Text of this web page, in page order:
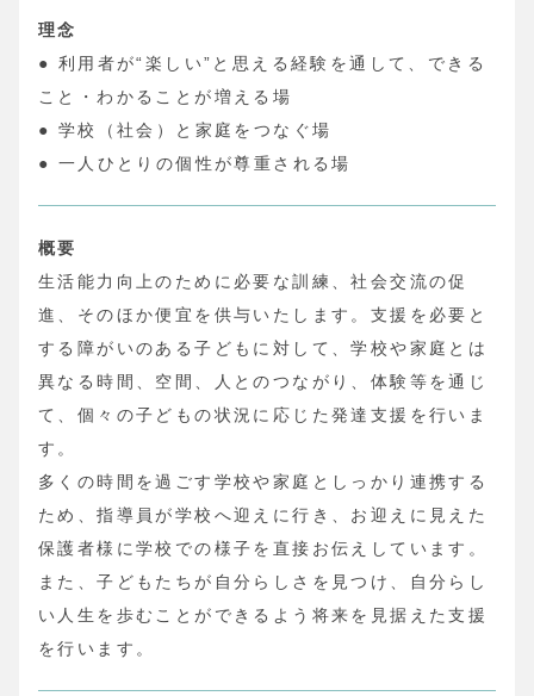
理念
● 利用者が“楽しい”と思える経験を通して、できる
こと・わかることが増える場
● 学校（社会）と家庭をつなぐ場
● 一人ひとりの個性が尊重される場
概要
生活能力向上のために必要な訓練、社会交流の促
進、そのほか便宜を供与いたします。支援を必要と
する障がいのある子どもに対して、学校や家庭とは
異なる時間、空間、人とのつながり、体験等を通じ
て、個々の子どもの状況に応じた発達支援を行いま
す。
多くの時間を過ごす学校や家庭としっかり連携する
ため、指導員が学校へ迎えに行き、お迎えに見えた
保護者様に学校での様子を直接お伝えしています。
また、子どもたちが自分らしさを見つけ、自分らし
い人生を歩むことができるよう将来を見据えた支援
を行います。